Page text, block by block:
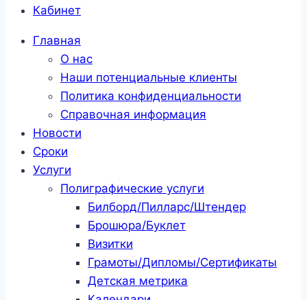
Кабинет
Главная
О нас
Наши потенциальные клиенты
Политика конфиденциальности
Справочная информация
Новости
Сроки
Услуги
Полиграфические услуги
Билборд/Пилларс/Штендер
Брошюра/Буклет
Визитки
Грамоты/Дипломы/Сертификаты
Детская метрика